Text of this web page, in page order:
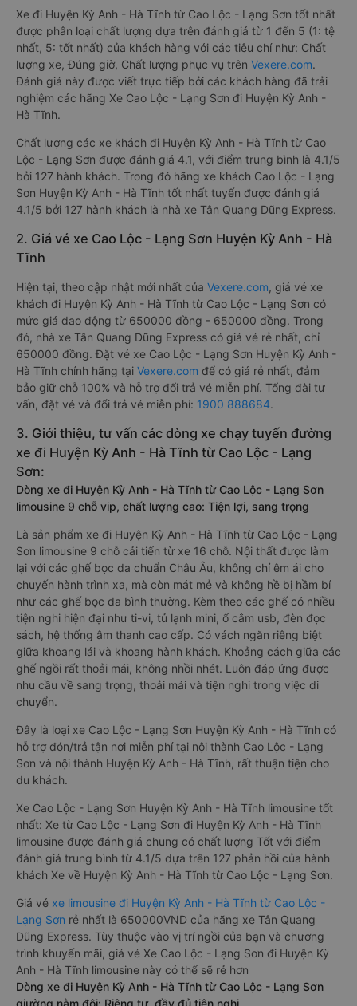
Xe đi Huyện Kỳ Anh - Hà Tĩnh từ Cao Lộc - Lạng Sơn tốt nhất
được phân loại chất lượng dựa trên đánh giá từ 1 đến 5 (1: tệ
nhất, 5: tốt nhất) của khách hàng với các tiêu chí như: Chất
lượng xe, Đúng giờ, Chất lượng phục vụ trên Vexere.com.
Đánh giá này được viết trực tiếp bởi các khách hàng đã trải
nghiệm các hãng Xe Cao Lộc - Lạng Sơn đi Huyện Kỳ Anh -
Hà Tĩnh.
Chất lượng các xe khách đi Huyện Kỳ Anh - Hà Tĩnh từ Cao
Lộc - Lạng Sơn được đánh giá 4.1, với điểm trung bình là 4.1/5
bởi 127 hành khách. Trong đó hãng xe khách Cao Lộc - Lạng
Sơn Huyện Kỳ Anh - Hà Tĩnh tốt nhất tuyến được đánh giá
4.1/5 bởi 127 hành khách là nhà xe Tân Quang Dũng Express.
2. Giá vé xe Cao Lộc - Lạng Sơn Huyện Kỳ Anh - Hà
Tĩnh
Hiện tại, theo cập nhật mới nhất của Vexere.com, giá vé xe
khách đi Huyện Kỳ Anh - Hà Tĩnh từ Cao Lộc - Lạng Sơn có
mức giá dao động từ 650000 đồng - 650000 đồng. Trong
đó, nhà xe Tân Quang Dũng Express có giá vé rẻ nhất, chỉ
650000 đồng. Đặt vé xe Cao Lộc - Lạng Sơn Huyện Kỳ Anh -
Hà Tĩnh chính hãng tại Vexere.com để có giá rẻ nhất, đảm
bảo giữ chỗ 100% và hỗ trợ đổi trả vé miễn phí. Tổng đài tư
vấn, đặt vé và đổi trả vé miễn phí: 1900 888684.
3. Giới thiệu, tư vấn các dòng xe chạy tuyến đường
xe đi Huyện Kỳ Anh - Hà Tĩnh từ Cao Lộc - Lạng
Sơn:
Dòng xe đi Huyện Kỳ Anh - Hà Tĩnh từ Cao Lộc - Lạng Sơn
limousine 9 chỗ vip, chất lượng cao: Tiện lợi, sang trọng
Là sản phẩm xe đi Huyện Kỳ Anh - Hà Tĩnh từ Cao Lộc - Lạng
Sơn limousine 9 chỗ cải tiến từ xe 16 chỗ. Nội thất được làm
lại với các ghế bọc da chuẩn Châu Âu, không chỉ êm ái cho
chuyến hành trình xa, mà còn mát mẻ và không hề bị hầm bí
như các ghế bọc da bình thường. Kèm theo các ghế có nhiều
tiện nghi hiện đại như ti-vi, tủ lạnh mini, ổ cắm usb, đèn đọc
sách, hệ thống âm thanh cao cấp. Có vách ngăn riêng biệt
giữa khoang lái và khoang hành khách. Khoảng cách giữa các
ghế ngồi rất thoải mái, không nhồi nhét. Luôn đáp ứng được
nhu cầu về sang trọng, thoải mái và tiện nghi trong việc di
chuyển.
Đây là loại xe Cao Lộc - Lạng Sơn Huyện Kỳ Anh - Hà Tĩnh có
hỗ trợ đón/trả tận nơi miễn phí tại nội thành Cao Lộc - Lạng
Sơn và nội thành Huyện Kỳ Anh - Hà Tĩnh, rất thuận tiện cho
du khách.
Xe Cao Lộc - Lạng Sơn Huyện Kỳ Anh - Hà Tĩnh limousine tốt
nhất: Xe từ Cao Lộc - Lạng Sơn đi Huyện Kỳ Anh - Hà Tĩnh
limousine được đánh giá chung có chất lượng Tốt với điểm
đánh giá trung bình từ 4.1/5 dựa trên 127 phản hồi của hành
khách Xe về Huyện Kỳ Anh - Hà Tĩnh từ Cao Lộc - Lạng Sơn.
Giá vé xe limousine đi Huyện Kỳ Anh - Hà Tĩnh từ Cao Lộc -
Lạng Sơn rẻ nhất là 650000VND của hãng xe Tân Quang
Dũng Express. Tùy thuộc vào vị trí ngồi của bạn và chương
trình khuyến mãi, giá vé Xe Cao Lộc - Lạng Sơn đi Huyện Kỳ
Anh - Hà Tĩnh limousine này có thể sẽ rẻ hơn
Dòng xe đi Huyện Kỳ Anh - Hà Tĩnh từ Cao Lộc - Lạng Sơn
giường nằm đôi: Riêng tư, đầy đủ tiện nghi